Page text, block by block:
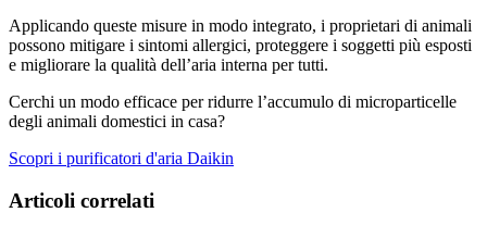
Applicando queste misure in modo integrato, i proprietari di animali
possono mitigare i sintomi allergici, proteggere i soggetti più esposti
e migliorare la qualità dell’aria interna per tutti.
Cerchi un modo efficace per ridurre l’accumulo di microparticelle
degli animali domestici in casa?
Scopri i purificatori d'aria Daikin
Articoli correlati